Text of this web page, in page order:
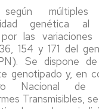
según
genética
por las
154 y 171 del
Se dispone
genotipado y, en
Nacional de
Transmisibles,